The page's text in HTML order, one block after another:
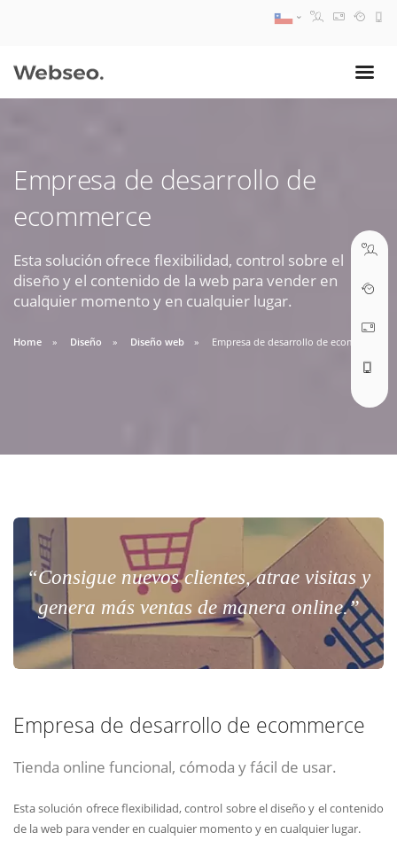
Empresa de desarrollo de
ecommerce
Esta solución ofrece flexibilidad, control sobre el
diseño y el contenido de la web para vender en
cualquier momento y en cualquier lugar.
Home Diseño Diseño web Empresa de desarrollo de ecommerce
“Consigue nuevos clientes, atrae visitas y
genera más ventas de manera online.”
Empresa de desarrollo de ecommerce
Tienda online funcional, cómoda y fácil de usar.
Esta solución ofrece flexibilidad, control sobre el diseño y el contenido
de la web para vender en cualquier momento y en cualquier lugar.
09:30 AM A 18:30 PM
soporte@webseo.cl
ABRIR TICKET